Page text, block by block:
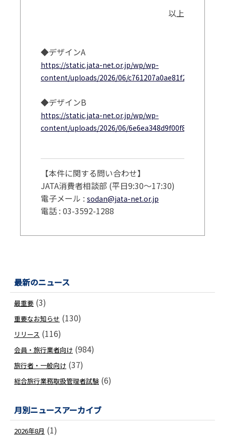
以上
◆デザインA
https://static.jata-net.or.jp/wp/wp-
content/uploads/2026/06/
◆デザインB
https://static.jata-net.or.jp/wp/wp-
content/uploads/2026/06/
【本件に関する問い合わせ】
JATA消費者相談部 (平日9:30～17:30)
電子メール : sodan@jata-net.or.jp
電話 : 03-3592-1288
最新のニュース
最重要 (3)
重要なお知らせ (130)
リリース (116)
会員・旅行業者向け (984)
旅行者・一般向け (37)
総合旅行業務取扱管理者試験 (6)
月別ニュースアーカイブ
2026年8月 (1)